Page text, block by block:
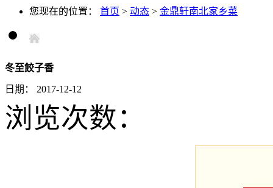
您现在的位置： 首页 > 动态 > 金鼎轩南北家乡菜
冬至餃子香
日期： 2017-12-12
浏览次数：